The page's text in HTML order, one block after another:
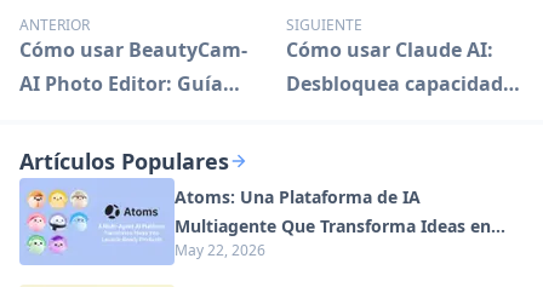
ANTERIOR
Cómo usar BeautyCam-
AI Photo Editor: Guía
SIGUIENTE
Cómo usar Claude AI:
Desbloquea capacidades
Artículos Populares
Atoms: Una Plataforma de IA
Multiagente Que Transforma Ideas en
Productos Listos para Lanzar
May 22, 2026